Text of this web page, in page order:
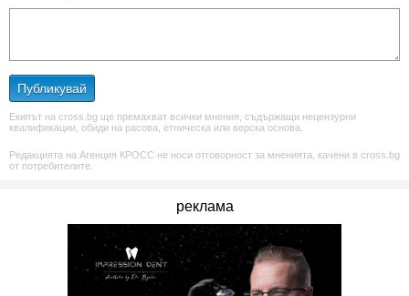
Публикувай
Екипът на cross.bg ще премахват всички мнения, съдържащи нецензурни
квалификации, обиди на расова, етническа или верска основа.
Редакцията на Агенция КРОСС не носи отговорност за мненията, качени в cross.bg
от потребителите.
реклама